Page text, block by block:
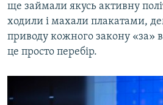
ще займали якусь активну
ходили і махали плакатами,
приводу кожного закону «за»
це просто перебір.